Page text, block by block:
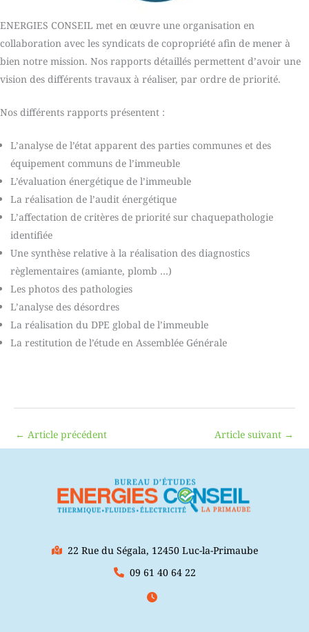
ENERGIES CONSEIL met en œuvre une organisation en
collaboration avec les syndicats de copropriété afin de mener à
bien notre mission. Nos rapports détaillés permettent d’avoir une
vision des différents travaux à réaliser, par ordre de priorité.
Nos différents rapports présentent :
L’analyse de l’état apparent des parties communes et des
équipement communs de l’immeuble
L’évaluation énergétique de l’immeuble
La réalisation de l’audit énergétique
L’affectation de critères de priorité sur chaquepathologie
identifiée
Une synthèse relative à la réalisation des diagnostics
règlementaires (amiante, plomb …)
Les photos des pathologies
L’analyse des désordres
La réalisation du DPE global de l’immeuble
La restitution de l’étude en Assemblée Générale
← Article précédent Article suivant →
22 Rue du Ségala, 12450 Luc-la-Primaube
09 61 40 64 22